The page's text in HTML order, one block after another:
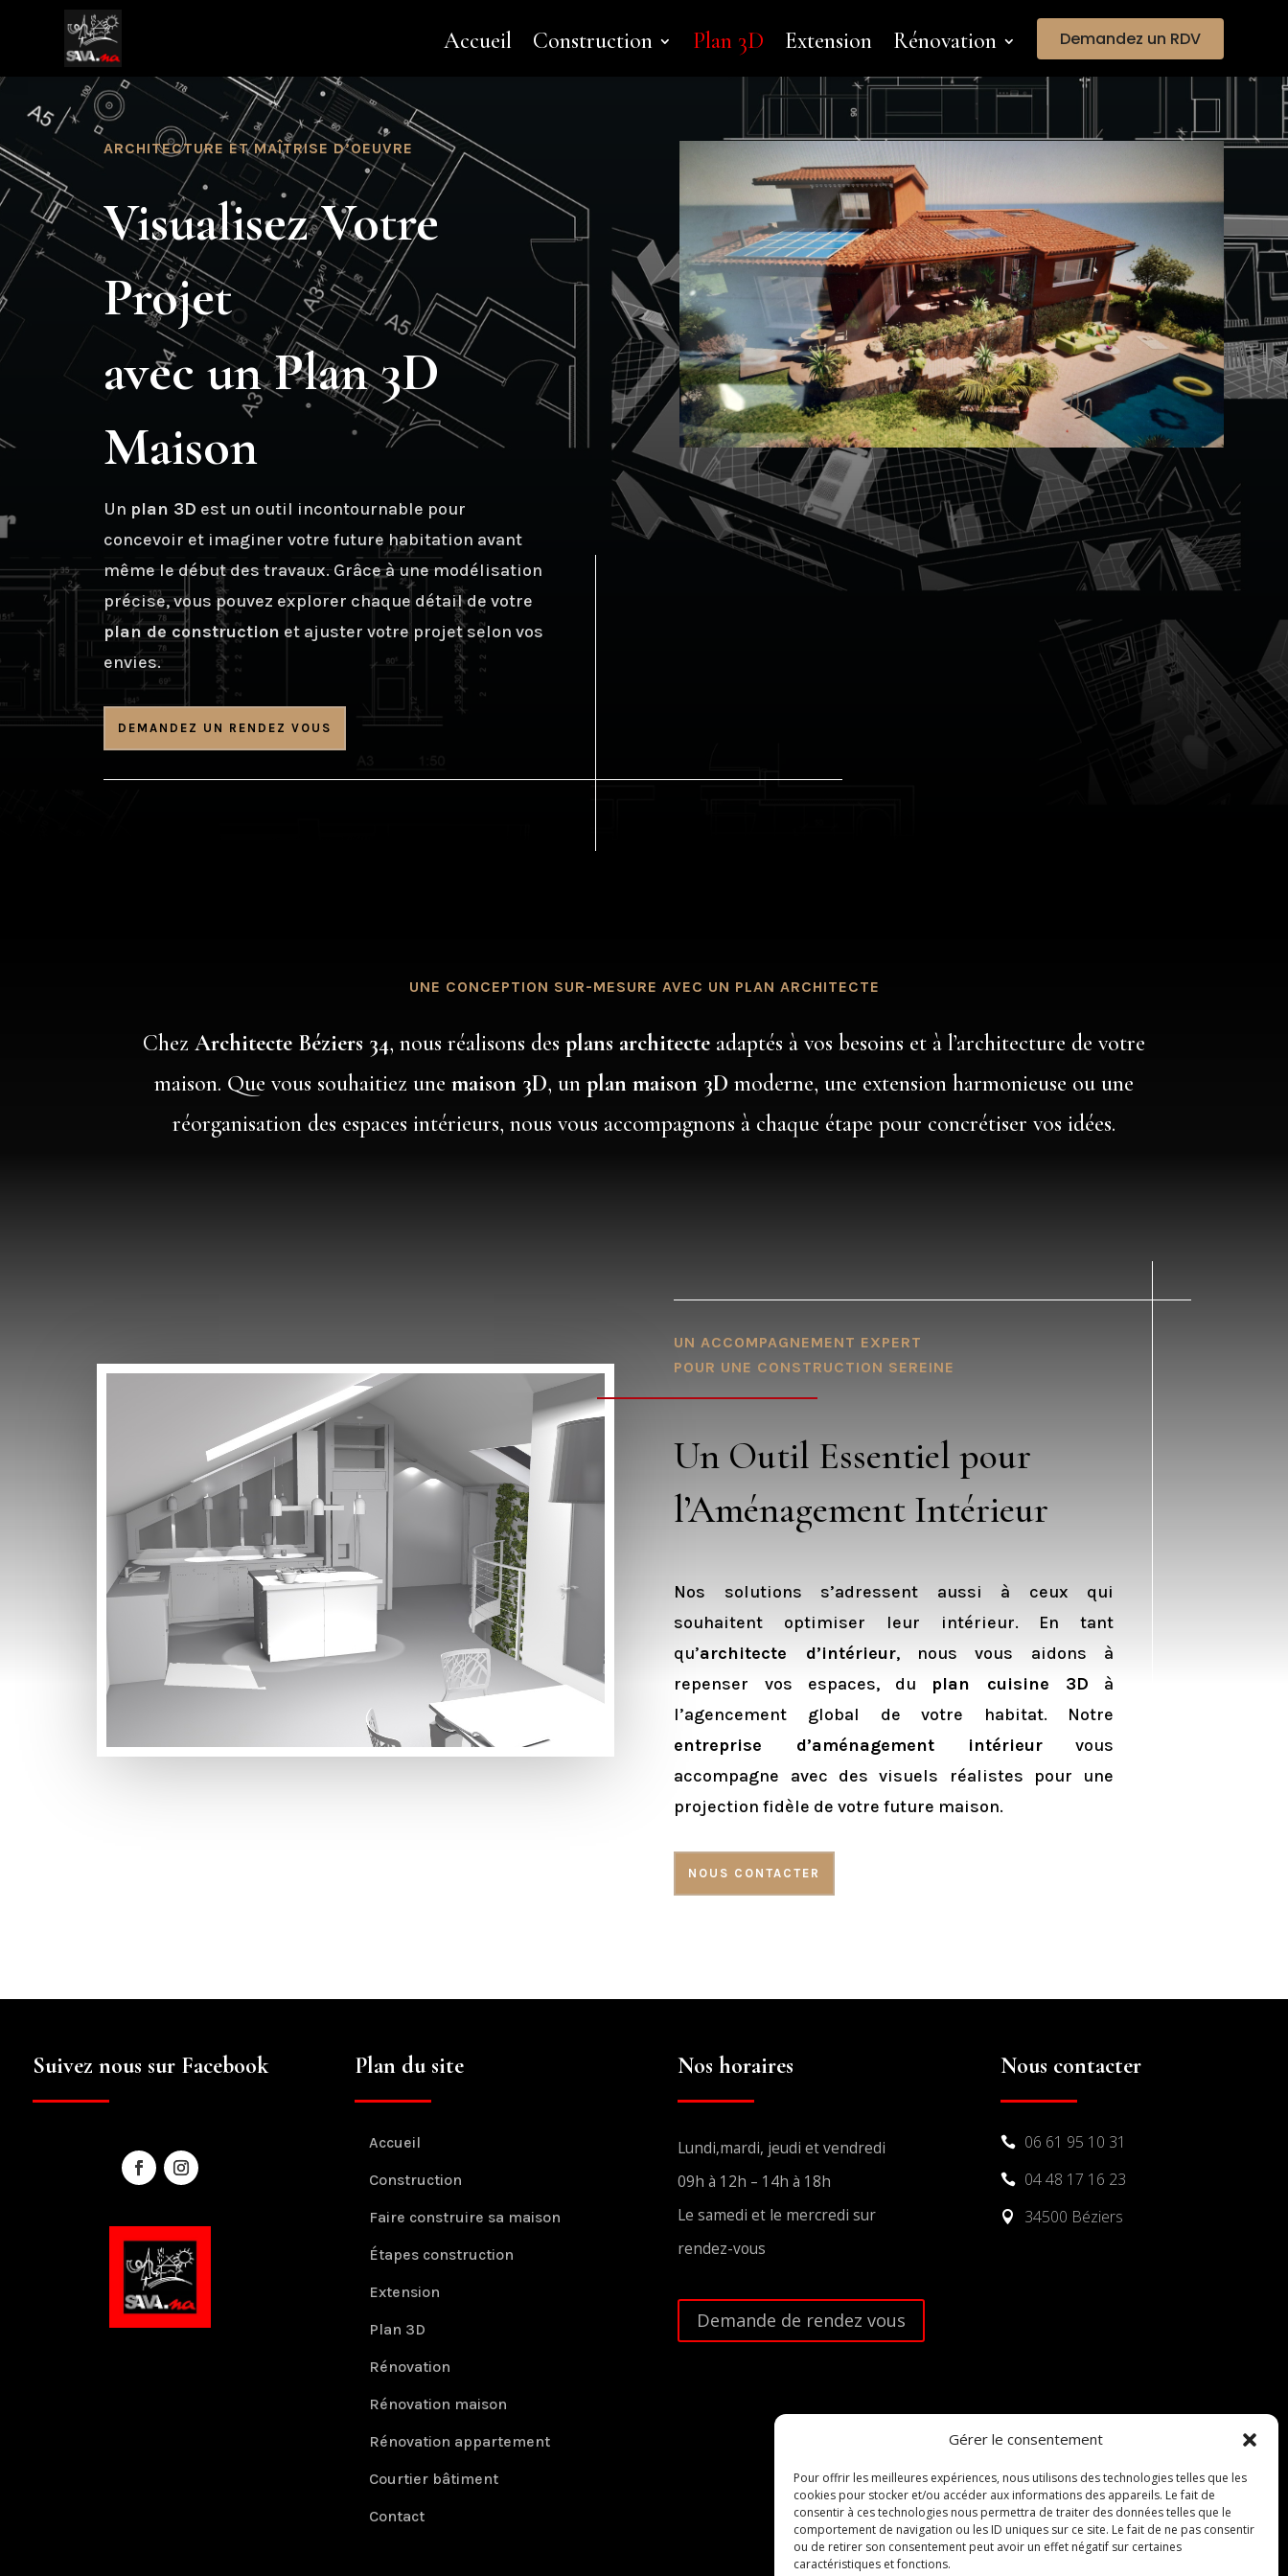
Gérer le consentement
Pour offrir les meilleures expériences, nous utilisons des technologies telles que les
cookies pour stocker et/ou accéder aux informations des appareils. Le fait de
consentir à ces technologies nous permettra de traiter des données telles que le
comportement de navigation ou les ID uniques sur ce site. Le fait de ne pas consentir
ou de retirer son consentement peut avoir un effet négatif sur certaines
caractéristiques et fonctions.
Accueil Construction Plan 3D Extension Rénovation Demandez un RDV
ARCHITECTURE ET MAÎTRISE D’OEUVRE
Visualisez Votre
Projet
avec un Plan 3D
Maison
Un plan 3D est un outil incontournable pour
concevoir et imaginer votre future habitation avant
même le début des travaux. Grâce à une modélisation
précise, vous pouvez explorer chaque détail de votre
plan de construction et ajuster votre projet selon vos
envies.
DEMANDEZ UN RENDEZ VOUS
UNE CONCEPTION SUR-MESURE AVEC UN PLAN ARCHITECTE
Chez Architecte Béziers 34, nous réalisons des plans architecte adaptés à vos besoins et à l’architecture de votre
maison. Que vous souhaitiez une maison 3D, un plan maison 3D moderne, une extension harmonieuse ou une
réorganisation des espaces intérieurs, nous vous accompagnons à chaque étape pour concrétiser vos idées.
UN ACCOMPAGNEMENT EXPERT
POUR UNE CONSTRUCTION SEREINE
Un Outil Essentiel pour
l’Aménagement Intérieur
Nos solutions s’adressent aussi à ceux qui
souhaitent optimiser leur intérieur. En tant
qu’architecte d’intérieur, nous vous aidons à
repenser vos espaces, du plan cuisine 3D à
l’agencement global de votre habitat. Notre
entreprise d’aménagement intérieurvous
accompagne avec des visuels réalistes pour une
projection fidèle de votre future maison.
NOUS CONTACTER
Suivez nous sur Facebook Plan du site
Accueil
Construction
Faire construire sa maison
Étapes construction
Extension
Plan 3D
Rénovation
Rénovation maison
Rénovation appartement
Courtier bâtiment
Contact
Nos horaires
Lundi,mardi, jeudi et vendredi
09h à 12h – 14h à 18h
Le samedi et le mercredi sur
rendez-vous
Demande de rendez vous
Nous contacter
 06 61 95 10 31
 04 48 17 16 23
 34500 Béziers